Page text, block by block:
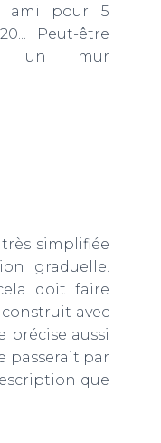
ami pour 5
Peut-être
à un mur
simplifiée
graduelle.
doit faire
avec
précise aussi
passerait par
que